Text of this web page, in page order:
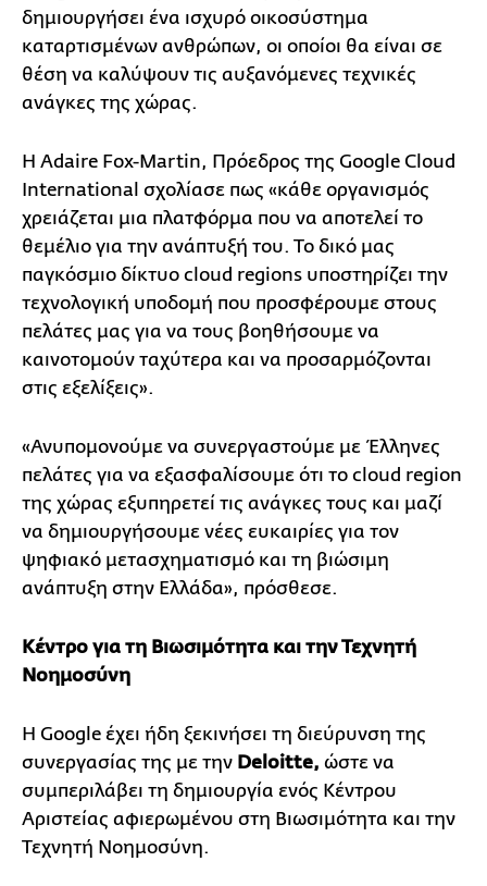
δημιουργήσει ένα ισχυρό οικοσύστημα
καταρτισμένων ανθρώπων, οι οποίοι θα είναι σε
θέση να καλύψουν τις αυξανόμενες τεχνικές
ανάγκες της χώρας.
Η Adaire Fox-Martin, Πρόεδρος της Google Cloud
International σχολίασε πως «κάθε οργανισμός
χρειάζεται μια πλατφόρμα που να αποτελεί το
θεμέλιο για την ανάπτυξή του. Το δικό μας
παγκόσμιο δίκτυο cloud regions υποστηρίζει την
τεχνολογική υποδομή που προσφέρουμε στους
πελάτες μας για να τους βοηθήσουμε να
καινοτομούν ταχύτερα και να προσαρμόζονται
στις εξελίξεις».
«Ανυπομονούμε να συνεργαστούμε με Έλληνες
πελάτες για να εξασφαλίσουμε ότι το cloud region
της χώρας εξυπηρετεί τις ανάγκες τους και μαζί
να δημιουργήσουμε νέες ευκαιρίες για τον
ψηφιακό μετασχηματισμό και τη βιώσιμη
ανάπτυξη στην Ελλάδα», πρόσθεσε.
Κέντρο για τη Βιωσιμότητα και την Τεχνητή
Νοημοσύνη
H Google έχει ήδη ξεκινήσει τη διεύρυνση της
συνεργασίας της με την Deloitte, ώστε να
συμπεριλάβει τη δημιουργία ενός Κέντρου
Αριστείας αφιερωμένου στη Βιωσιμότητα και την
Τεχνητή Νοημοσύνη.